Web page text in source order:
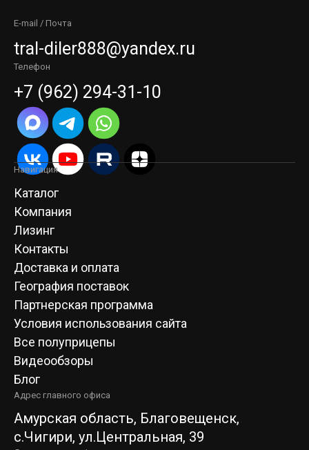
E-mail / Почта
tral-diler888@yandex.ru
Телефон
+7 (962) 294-31-10
Навигация
Каталог
Компания
Лизинг
Контакты
Доставка и оплата
География поставок
Партнерская программа
Условия использования сайта
Все полуприцепы
Видеообзоры
Блог
Адрес главного офиса
Амурская область, Благовещенск,
c.Чигири, ул.Центральная, 39